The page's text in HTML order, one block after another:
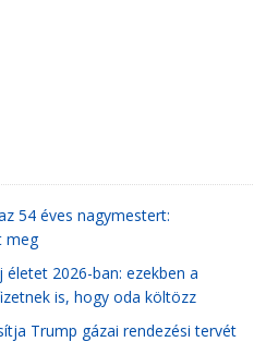
54 éves nagymestert:
meg
2026-ban: ezekben a
is, hogy oda költözz
Trump gázai rendezési tervét